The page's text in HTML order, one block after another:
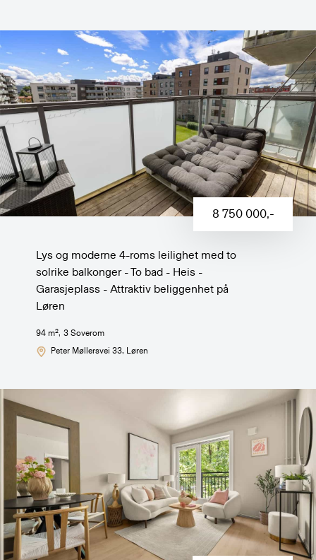
8 750 000,-
Lys og moderne 4-roms leilighet med to
solrike balkonger - To bad - Heis -
Garasjeplass - Attraktiv beliggenhet på
Løren
94 m2, 3Soverom
Peter Møllersvei 33, Løren